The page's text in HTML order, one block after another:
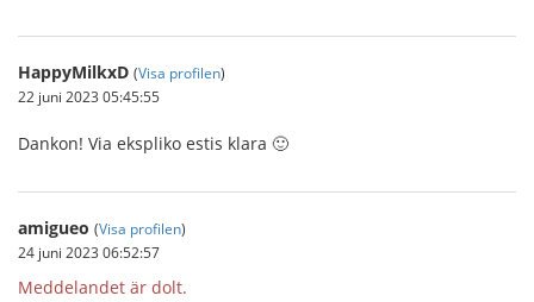
HappyMilkxD (Visa profilen)
22 juni 2023 05:45:55
Dankon! Via ekspliko estis klara 🙂
amigueo (Visa profilen)
24 juni 2023 06:52:57
Meddelandet är dolt.